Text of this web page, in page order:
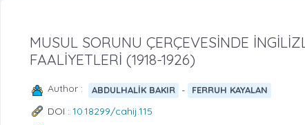
MUSUL SORUNU ÇERÇEVESİNDE
FAALİYETLERİ (1918-1926)
Author : ABDULHALİK BAKIR - FERRUH KAYALAN
DOI : 10.18299/cahij.115